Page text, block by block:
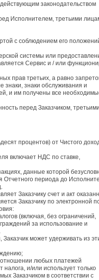
законодательством
Исполнителем, третьими
с соблюдением его
системы или
Сервис и / или
прав третьих, а равно
знаки, знаки обслуживания и
и им получены все
перед Заказчиком, третьими
процентов) от Чистого
включает НДС по ставке,
данные которой
Отчетного периода до
Заказчику счет и акт
Заказчику по электронной
(включая, без ограничений,
за использование и
может удерживать из
отношении любых платежей
и/или использует только
Заказчиком в соответствии с